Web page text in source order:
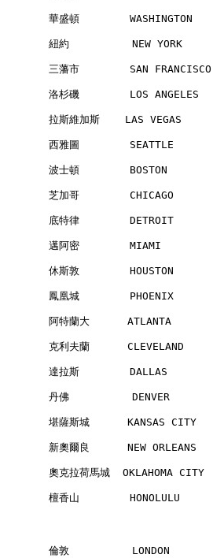
華盛頓
紐約          NEW YORK
三藩市        SAN
洛杉磯        LOS
拉斯維加斯    LAS VEGAS
西雅圖        SEATTLE
波士頓        BOSTON
芝加哥        CHICAGO
底特律        DETROIT
邁阿密        MIAMI
休斯敦        HOUSTON
鳳凰城        PHOENIX
阿特蘭大      ATLANTA
克利夫蘭
達拉斯        DALLAS
丹佛          DENVER
堪薩斯城      KANSAS
新奧爾良      NEW
奧克拉荷馬城
檀香山        HONOLULU
倫敦          LONDON